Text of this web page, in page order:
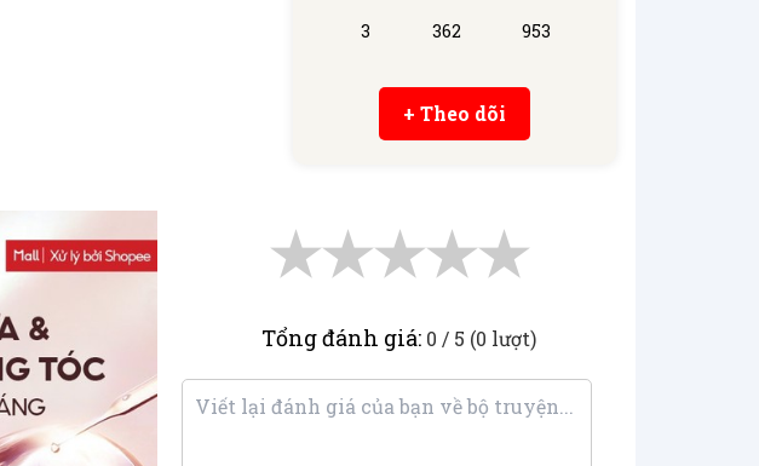
3
362
953
+ Theo dõi
★
★
★
★
★
Tổng đánh giá: 0 / 5 (0 lượt)